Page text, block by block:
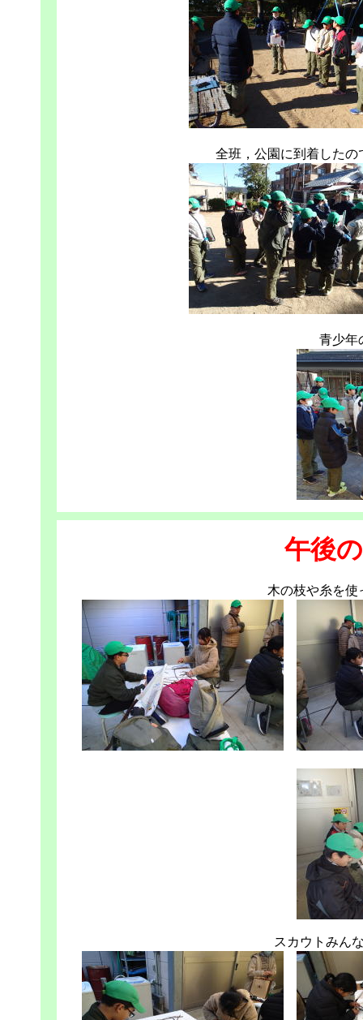
全班，公園に到着した
青少年
午後
木の枝や糸を使
スカウトみん